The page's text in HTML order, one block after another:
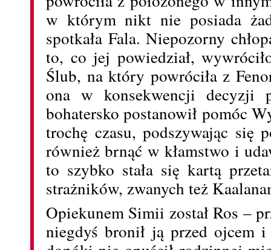
w którym nikt nie posiada
spotkała Fala. Niepozorny
to, co jej powiedział,
Ślub, na który powróciła z
ona w konsekwencji decyzji
bohatersko postanowił pomóc
trochę czasu, podszywając się
również brnąć w kłamstwo i
to szybko stała się kartą
strażników, zwanych też
Opiekunem Simii został Ros –
niegdyś bronił ją przed ojcem i